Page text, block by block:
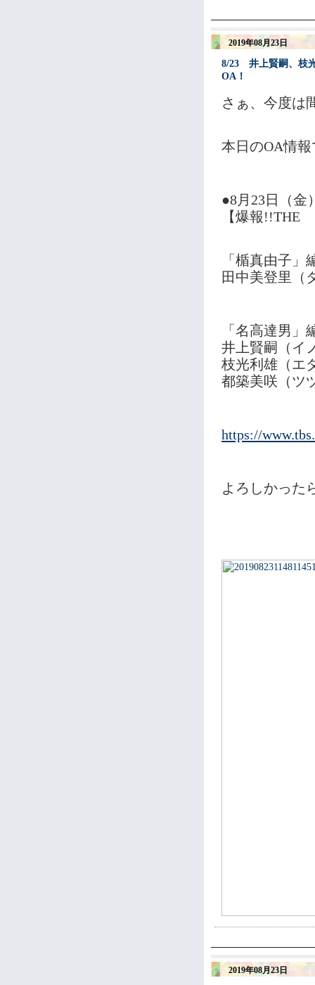
2019年08月23日
8/23 井上賢嗣、枝
OA！
さぁ、今度は
本日のOA情
●8月23日（
【爆報!!THE
「楯真由子」
田中美登里（
「名高達男」
井上賢嗣（イ
枝光利雄（エ
都築美咲（ツ
https://
よろしかった
2019年08月23日